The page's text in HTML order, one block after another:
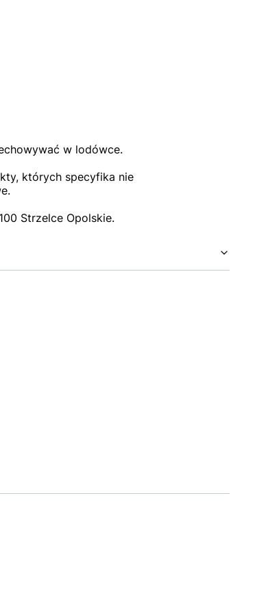
w lodówce.
których specyfika nie
Strzelce Opolskie.